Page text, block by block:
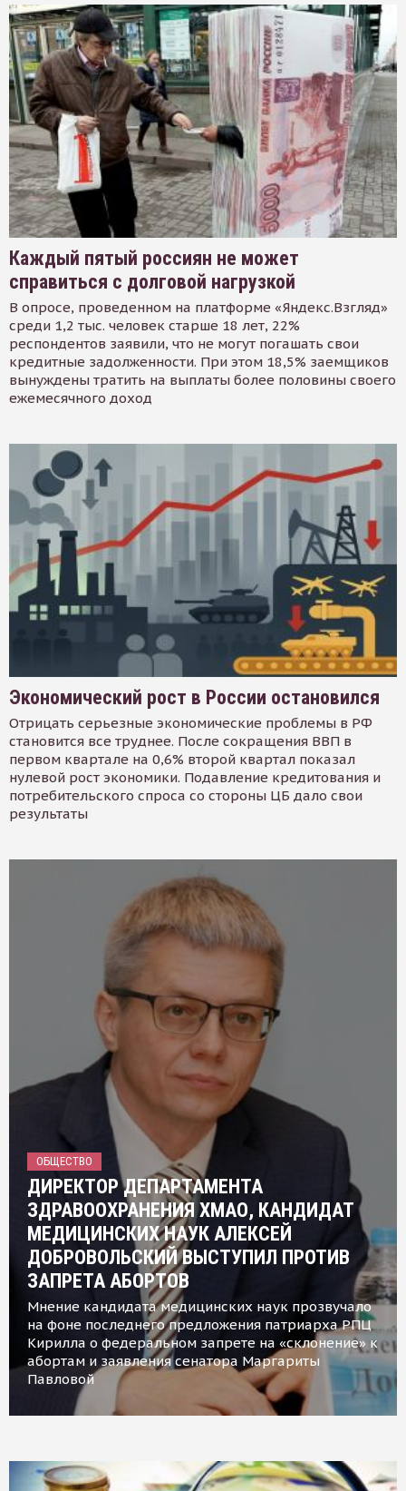
Каждый пятый россиян не может
справиться с долговой нагрузкой
В опросе, проведенном на платформе «Яндекс.Взгляд»
среди 1,2 тыс. человек старше 18 лет, 22%
респондентов заявили, что не могут погашать свои
кредитные задолженности. При этом 18,5% заемщиков
вынуждены тратить на выплаты более половины своего
ежемесячного доход
Экономический рост в России остановился
Отрицать серьезные экономические проблемы в РФ
становится все труднее. После сокращения ВВП в
первом квартале на 0,6% второй квартал показал
нулевой рост экономики. Подавление кредитования и
потребительского спроса со стороны ЦБ дало свои
результаты
ОБЩЕСТВО
ДИРЕКТОР ДЕПАРТАМЕНТА
ЗДРАВООХРАНЕНИЯ ХМАО, КАНДИДАТ
МЕДИЦИНСКИХ НАУК АЛЕКСЕЙ
ДОБРОВОЛЬСКИЙ ВЫСТУПИЛ ПРОТИВ
ЗАПРЕТА АБОРТОВ
Мнение кандидата медицинских наук прозвучало
на фоне последнего предложения патриарха РПЦ
Кирилла о федеральном запрете на «склонение» к
абортам и заявления сенатора Маргариты
Павловой